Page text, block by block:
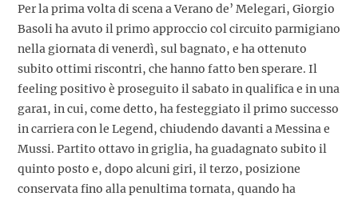
Per la prima volta di scena a Verano de’ Melegari, Giorgio
Basoli ha avuto il primo approccio col circuito parmigiano
nella giornata di venerdì, sul bagnato, e ha ottenuto
subito ottimi riscontri, che hanno fatto ben sperare. Il
feeling positivo è proseguito il sabato in qualifica e in una
gara1, in cui, come detto, ha festeggiato il primo successo
in carriera con le Legend, chiudendo davanti a Messina e
Mussi. Partito ottavo in griglia, ha guadagnato subito il
quinto posto e, dopo alcuni giri, il terzo, posizione
conservata fino alla penultima tornata, quando ha